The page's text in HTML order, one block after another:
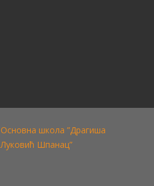
Основна школа ”Драгиша
Луковић Шпанац”